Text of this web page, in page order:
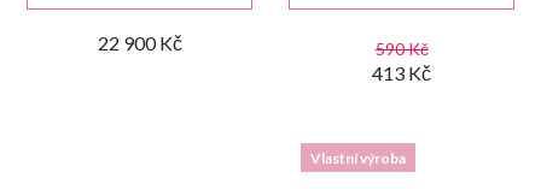
22 900 Kč 590 Kč
413 Kč
Vlastní výroba